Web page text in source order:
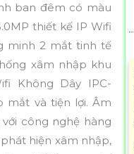
ban đêm có màu
thiết kế IP Wifi
minh 2 mắt tinh tế
xâm nhập khu
Không Dây IPC-
mắt và tiện lợi. Âm
công nghệ hàng
hiện xâm nhập,